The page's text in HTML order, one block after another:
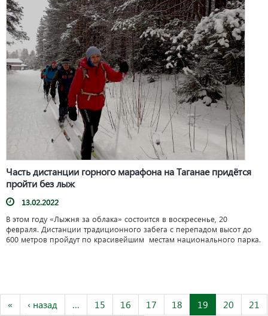
Часть дистанции горного марафона на Таганае придётся
пройти без лыж
13.02.2022
В этом году «Лыжня за облака» состоится в воскресенье, 20
февраля. Дистанции традиционного забега с перепадом высот до
600 метров пройдут по красивейшим местам национального парка.
« ‹ назад … 15 16 17 18 19 20
21